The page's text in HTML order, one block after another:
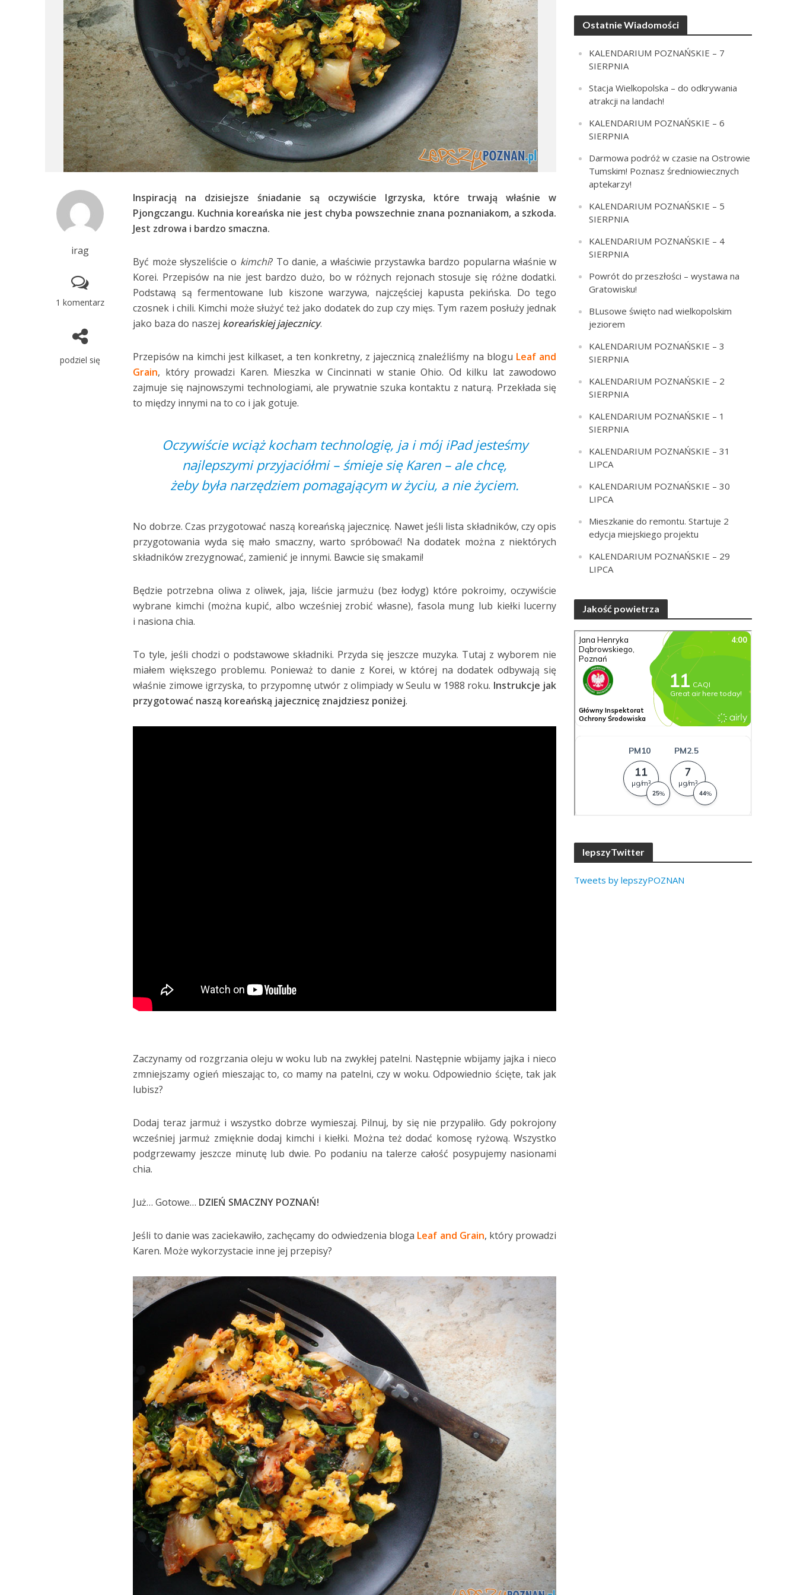
irag
1 komentarz
podziel się
Inspiracją na dzisiejsze śniadanie są oczywiście Igrzyska, które trwają właśnie w
Pjongczangu. Kuchnia koreańska nie jest chyba powszechnie znana poznaniakom, a szkoda.
Jest zdrowa i bardzo smaczna.
Być może słyszeliście o kimchi? To danie, a właściwie przystawka bardzo popularna właśnie w
Korei. Przepisów na nie jest bardzo dużo, bo w różnych rejonach stosuje się różne dodatki.
Podstawą są fermentowane lub kiszone warzywa, najczęściej kapusta pekińska. Do tego
czosnek i chili. Kimchi może służyć też jako dodatek do zup czy mięs. Tym razem posłuży jednak
jako baza do naszej koreańskiej jajecznicy.
Przepisów na kimchi jest kilkaset, a ten konkretny, z jajecznicą znaleźliśmy na blogu Leaf and
Grain, który prowadzi Karen. Mieszka w Cincinnati w stanie Ohio. Od kilku lat zawodowo
zajmuje się najnowszymi technologiami, ale prywatnie szuka kontaktu z naturą. Przekłada się
to między innymi na to co i jak gotuje.
Oczywiście wciąż kocham technologię, ja i mój iPad jesteśmy
najlepszymi przyjaciółmi – śmieje się Karen – ale chcę,
żeby była narzędziem pomagającym w życiu, a nie życiem.
No dobrze. Czas przygotować naszą koreańską jajecznicę. Nawet jeśli lista składników, czy opis
przygotowania wyda się mało smaczny, warto spróbować! Na dodatek można z niektórych
składników zrezygnować, zamienić je innymi. Bawcie się smakami!
Będzie potrzebna oliwa z oliwek, jaja, liście jarmużu (bez łodyg) które pokroimy, oczywiście
wybrane kimchi (można kupić, albo wcześniej zrobić własne), fasola mung lub kiełki lucerny
i nasiona chia.
To tyle, jeśli chodzi o podstawowe składniki. Przyda się jeszcze muzyka. Tutaj z wyborem nie
miałem większego problemu. Ponieważ to danie z Korei, w której na dodatek odbywają się
właśnie zimowe igrzyska, to przypomnę utwór z olimpiady w Seulu w 1988 roku. Instrukcje jak
przygotować naszą koreańską jajecznicę znajdziesz poniżej.
Zaczynamy od rozgrzania oleju w woku lub na zwykłej patelni. Następnie wbijamy jajka i nieco
zmniejszamy ogień mieszając to, co mamy na patelni, czy w woku. Odpowiednio ścięte, tak jak
lubisz?
Dodaj teraz jarmuż i wszystko dobrze wymieszaj. Pilnuj, by się nie przypaliło. Gdy pokrojony
wcześniej jarmuż zmięknie dodaj kimchi i kiełki. Można też dodać komosę ryżową. Wszystko
podgrzewamy jeszcze minutę lub dwie. Po podaniu na talerze całość posypujemy nasionami
chia.
Już… Gotowe… DZIEŃ SMACZNY POZNAŃ!
Jeśli to danie was zaciekawiło, zachęcamy do odwiedzenia bloga Leaf and Grain, który prowadzi
Karen. Może wykorzystacie inne jej przepisy?
Ostatnie Wiadomości
KALENDARIUM POZNAŃSKIE – 7
SIERPNIA
Stacja Wielkopolska – do odkrywania
atrakcji na landach!
KALENDARIUM POZNAŃSKIE – 6
SIERPNIA
Darmowa podróż w czasie na Ostrowie
Tumskim! Poznasz średniowiecznych
aptekarzy!
KALENDARIUM POZNAŃSKIE – 5
SIERPNIA
KALENDARIUM POZNAŃSKIE – 4
SIERPNIA
Powrót do przeszłości – wystawa na
Gratowisku!
BLusowe święto nad wielkopolskim
jeziorem
KALENDARIUM POZNAŃSKIE – 3
SIERPNIA
KALENDARIUM POZNAŃSKIE – 2
SIERPNIA
KALENDARIUM POZNAŃSKIE – 1
SIERPNIA
KALENDARIUM POZNAŃSKIE – 31
LIPCA
KALENDARIUM POZNAŃSKIE – 30
LIPCA
Mieszkanie do remontu. Startuje 2
edycja miejskiego projektu
KALENDARIUM POZNAŃSKIE – 29
LIPCA
Jakość powietrza
lepszyTwitter
Tweets by lepszyPOZNAN